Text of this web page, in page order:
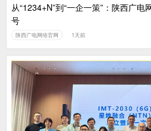
从“1234+N”到“一企一策”：陕西广
号
陕西广电网络官网 1天前